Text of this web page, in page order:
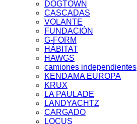
DOGTOWN
CASCADAS
VOLANTE
FUNDACIÓN
G-FORM
HÁBITAT
HAWGS
camiones independientes
KENDAMA EUROPA
KRUX
LA PAULADE
LANDYACHTZ
CARGADO
LOCUS